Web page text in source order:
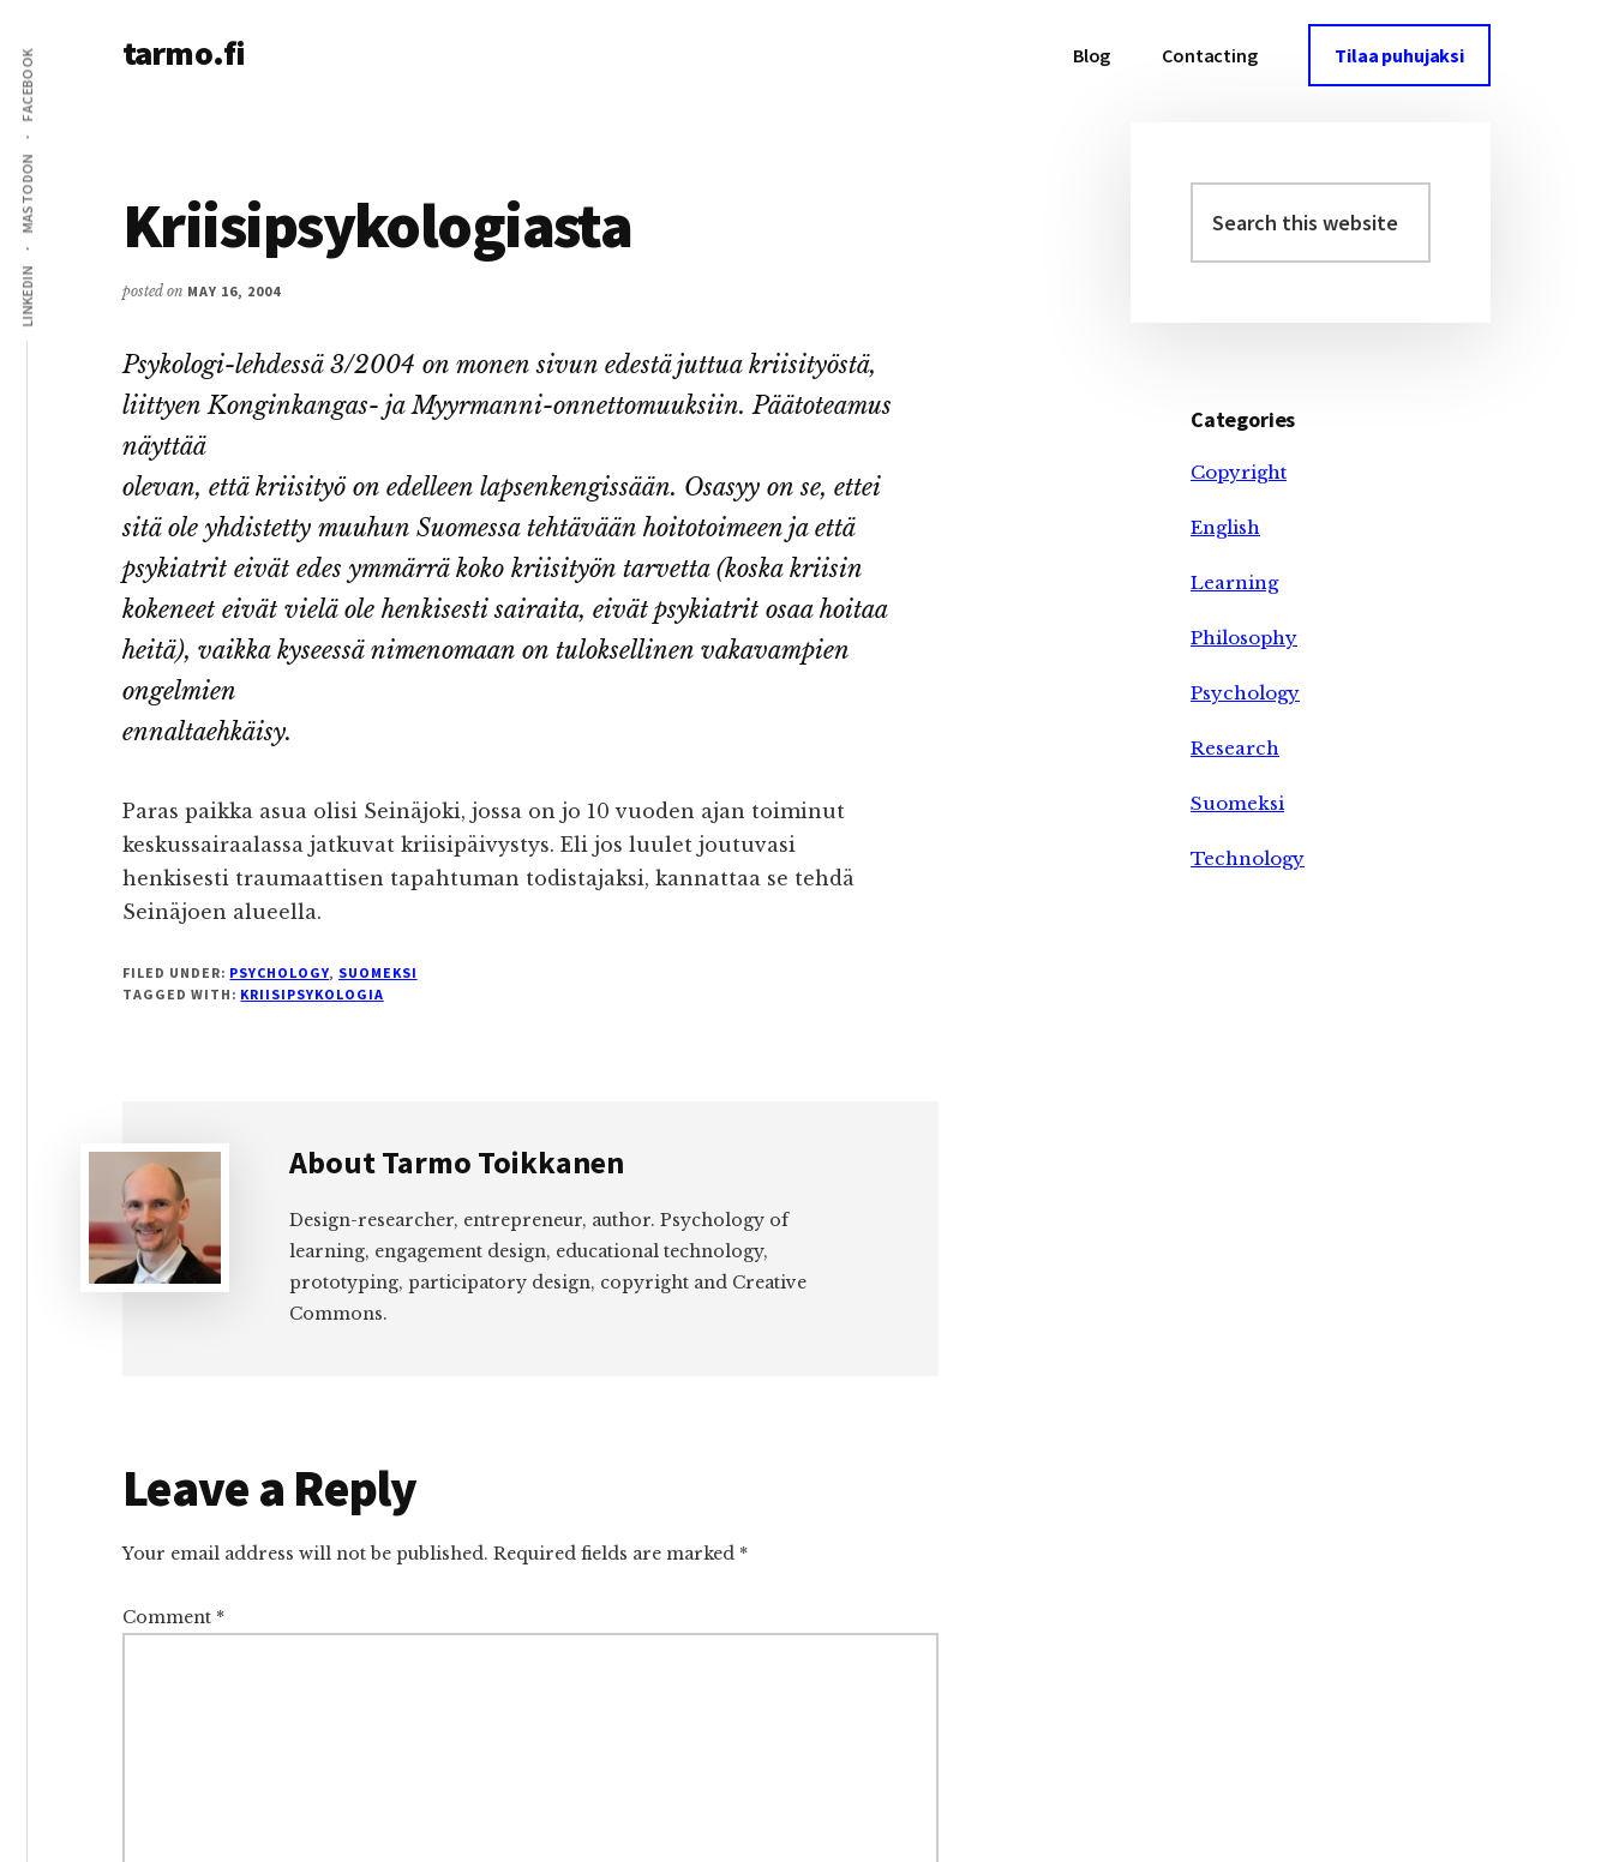
main
content
primary
sidebar
menu
LINKEDIN
MASTODON
FACEBOOK tarmo.fi
technology,
psychology,
and
Blog Contacting Tilaa puhujaksi
Kriisipsykologiasta
posted on MAY 16, 2004
Psykologi-lehdessä 3/2004 on monen sivun edestä juttua kriisityöstä,
liittyen Konginkangas- ja Myyrmanni-onnettomuuksiin. Päätoteamus
näyttää
olevan, että kriisityö on edelleen lapsenkengissään. Osasyy on se, ettei
sitä ole yhdistetty muuhun Suomessa tehtävään hoitotoimeen ja että
psykiatrit eivät edes ymmärrä koko kriisityön tarvetta (koska kriisin
kokeneet eivät vielä ole henkisesti sairaita, eivät psykiatrit osaa hoitaa
heitä), vaikka kyseessä nimenomaan on tuloksellinen vakavampien
ongelmien
ennaltaehkäisy.
Paras paikka asua olisi Seinäjoki, jossa on jo 10 vuoden ajan toiminut
keskussairaalassa jatkuvat kriisipäivystys. Eli jos luulet joutuvasi
henkisesti traumaattisen tapahtuman todistajaksi, kannattaa se tehdä
Seinäjoen alueella.
FILED UNDER: PSYCHOLOGY, SUOMEKSI
TAGGED WITH: KRIISIPSYKOLOGIA
AboutTarmo Toikkanen
Design-researcher, entrepreneur, author. Psychology of
learning, engagement design, educational technology,
prototyping, participatory design, copyright and Creative
Commons.
Reader
Interactions
Leave a Reply
Your email address will not be published. Required fields are marked *
Comment *
Primary
Sidebar
this
website
Categories
Copyright
English
Learning
Philosophy
Psychology
Research
Suomeksi
Technology